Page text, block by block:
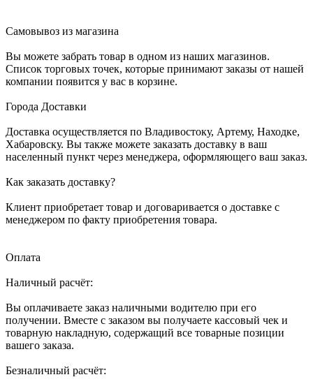
Самовывоз из магазина
Вы можете забрать товар в одном из наших магазинов.
Список торговых точек, которые принимают заказы от нашей
компании появится у вас в корзине.
Города Доставки
Доставка осуществляется по Владивостоку, Артему, Находке,
Хабаровску. Вы также можете заказать доставку в ваш
населенный пункт через менеджера, оформляющего ваш заказ.
Как заказать доставку?
Клиент приобретает товар и договаривается о доставке с
менеджером по факту приобретения товара.
Оплата
Наличный расчёт:
Вы оплачиваете заказ наличными водителю при его
получении. Вместе с заказом вы получаете кассовый чек и
товарную накладную, содержащий все товарные позиции
вашего заказа.
Безналичный расчёт: